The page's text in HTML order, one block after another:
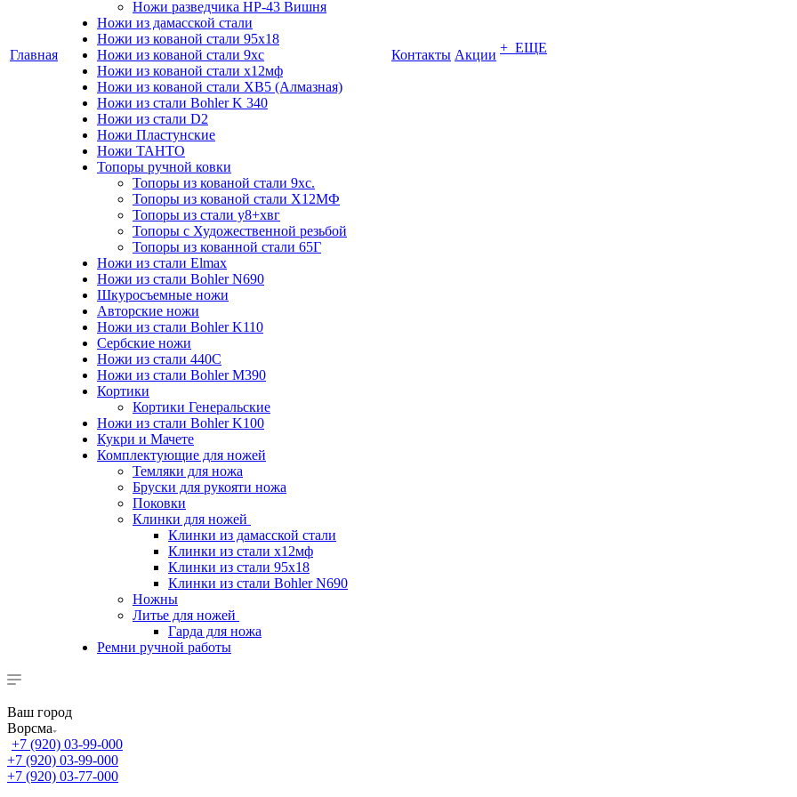
Главная
Ножи разведчика НР-43 Вишня
Ножи из дамасской стали
Ножи из кованой стали 95х18
Ножи из кованой стали 9хс
Ножи из кованой стали х12мф
Ножи из кованой стали ХВ5 (Алмазная)
Ножи из стали Bohler K 340
Ножи из стали D2
Ножи Пластунские
Ножи ТАНТО
Топоры ручной ковки
Топоры из кованой стали 9хс.
Топоры из кованой стали Х12МФ
Топоры из стали у8+хвг
Топоры с Художественной резьбой
Топоры из кованной стали 65Г
Ножи из стали Elmax
Ножи из стали Bohler N690
Шкуросъемные ножи
Авторские ножи
Ножи из стали Bohler K110
Сербские ножи
Ножи из стали 440С
Ножи из стали Bohler M390
Кортики
Кортики Генеральские
Ножи из стали Bohler K100
Кукри и Мачете
Комплектующие для ножей
Темляки для ножа
Бруски для рукояти ножа
Поковки
Клинки для ножей
Клинки из дамасской стали
Клинки из стали х12мф
Клинки из стали 95х18
Клинки из стали Bohler N690
Ножны
Литье для ножей
Гарда для ножа
Ремни ручной работы
Контакты Акции + ЕЩЕ
Ваш город
Ворсма
+7 (920) 03-99-000
+7 (920) 03-99-000
+7 (920) 03-77-000